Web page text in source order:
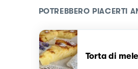
POTREBBERO PIACERTI
Torta di mele